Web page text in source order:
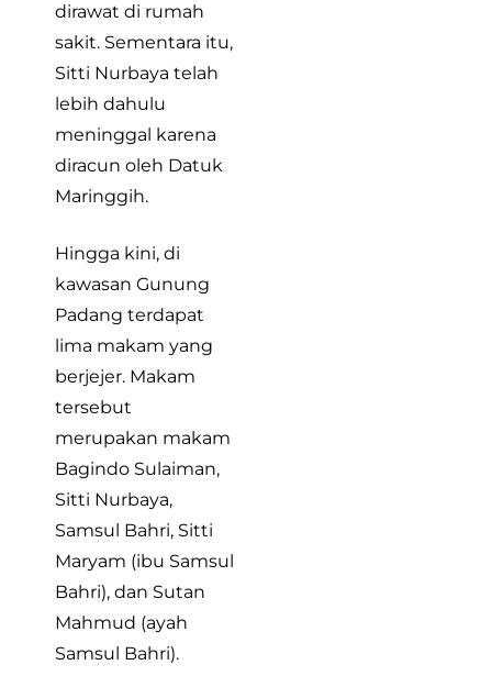
dirawat di rumah
sakit. Sementara itu,
Sitti Nurbaya telah
lebih dahulu
meninggal karena
diracun oleh Datuk
Maringgih.
Hingga kini, di
kawasan Gunung
Padang terdapat
lima makam yang
berjejer. Makam
tersebut
merupakan makam
Bagindo Sulaiman,
Sitti Nurbaya,
Samsul Bahri, Sitti
Maryam (ibu Samsul
Bahri), dan Sutan
Mahmud (ayah
Samsul Bahri).